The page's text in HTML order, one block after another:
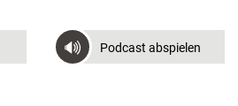
Podcast abspielen